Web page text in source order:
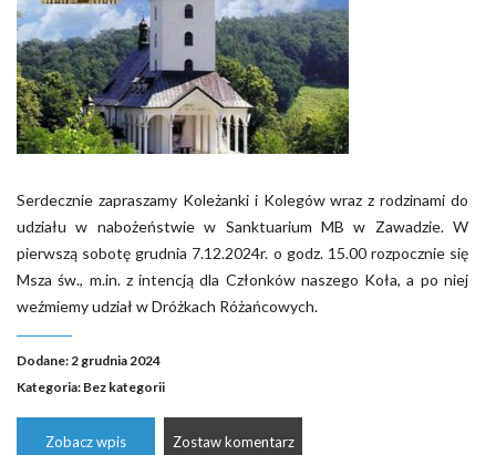
Serdecznie zapraszamy Koleżanki i Kolegów wraz z rodzinami do
udziału w nabożeństwie w Sanktuarium MB w Zawadzie. W
pierwszą sobotę grudnia 7.12.2024r. o godz. 15.00 rozpocznie się
Msza św., m.in. z intencją dla Członków naszego Koła, a po niej
weźmiemy udział w Dróżkach Różańcowych.
Dodane: 2 grudnia 2024
Kategoria: Bez kategorii
Zobacz wpis Zostaw komentarz